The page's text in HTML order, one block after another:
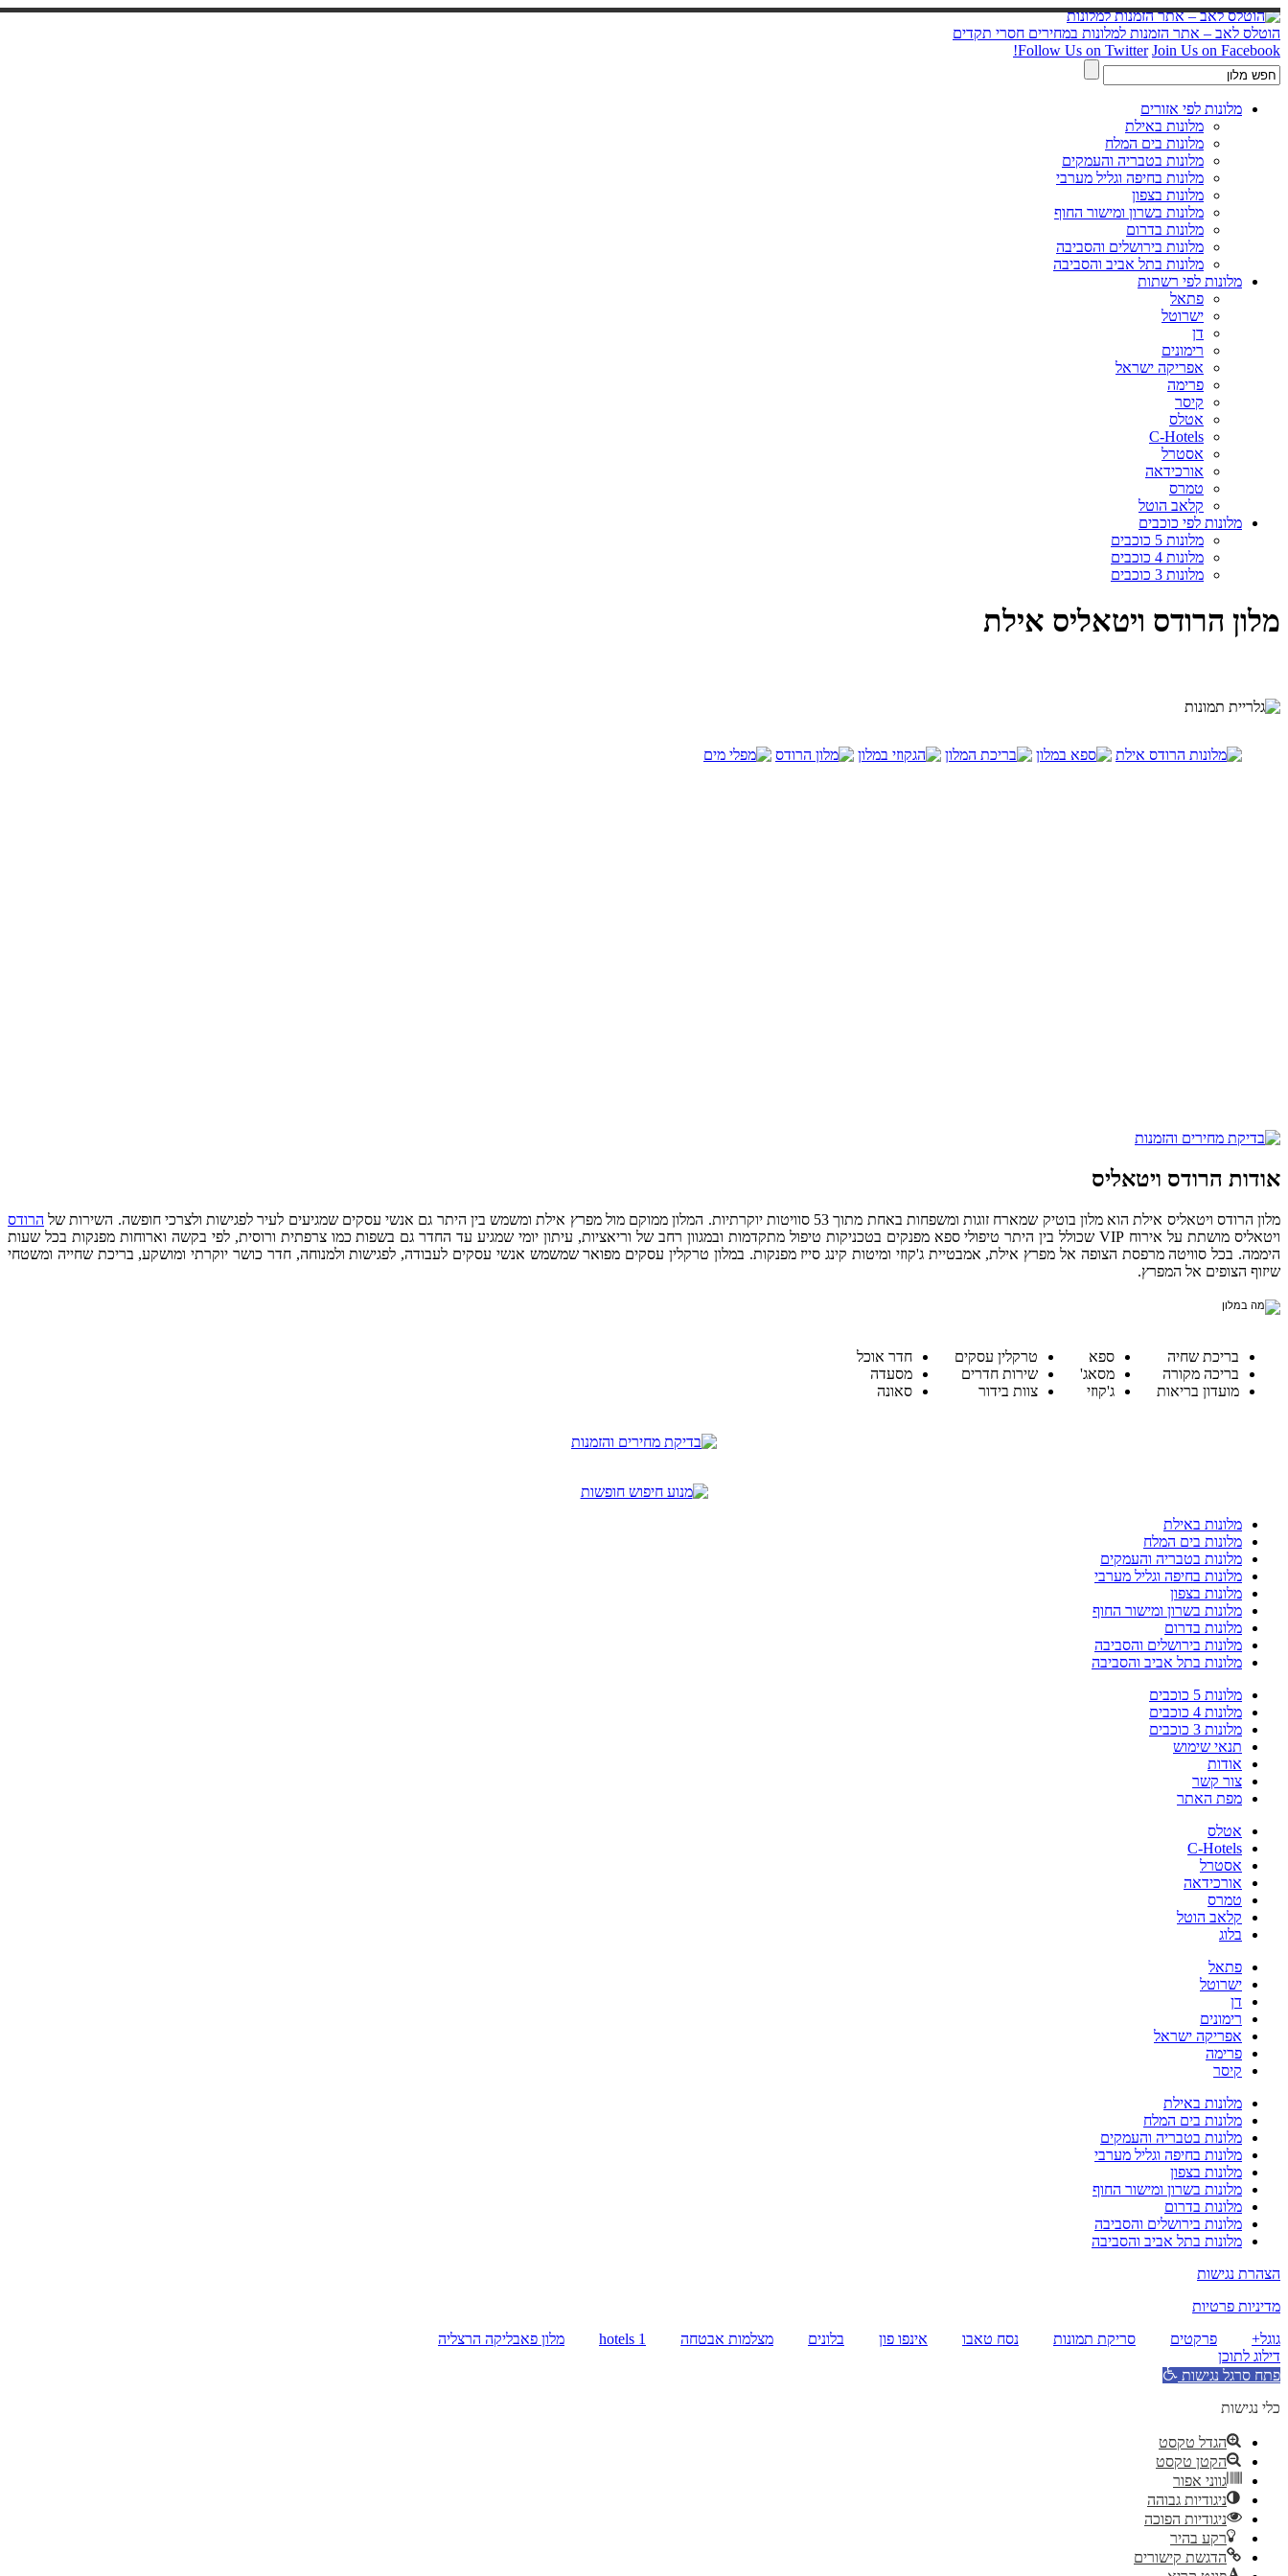
הוטלס לאב – אתר הזמנות למלונות במחירים חסרי תקדים
Follow Us on Twitter Join Us on Facebook!
מלונות לפי אזורים
מלונות באילת
מלונות בים המלח
מלונות בטבריה והעמקים
מלונות בחיפה וגליל מערבי
מלונות בצפון
מלונות בשרון ומישור החוף
מלונות בדרום
מלונות בירושלים והסביבה
מלונות בתל אביב והסביבה
מלונות לפי רשתות
פתאל
ישרוטל
דן
רימונים
אפריקה ישראל
פרימה
קיסר
אטלס
C-Hotels
אסטרל
אורכידאה
טמרס
קלאב הוטל
מלונות לפי כוכבים
מלונות 5 כוכבים
מלונות 4 כוכבים
מלונות 3 כוכבים
מלון הרודס ויטאליס אילת
אודות הרודס ויטאליס
מלון הרודס ויטאליס אילת הוא מלון בוטיק שמארח זוגות ומשפחות באחת מתוך 53 סוויטות יוקרתיות. המלון ממוקם מול מפרץ אילת ומשמש בין היתר גם אנשי עסקים שמגיעים לעיר לפגישות ולצרכי חופשה. השירות של
הרודס
ויטאליס מושתת על אירוח VIP שכולל בין היתר טיפולי ספא מפנקים בטכניקות טיפול מתקדמות ובמגוון רחב של וריאציות, עיתון יומי שמגיע עד החדר גם בשפות כמו צרפתית ורוסית, לפי בקשה וארוחות מפנקות בכל שעות
היממה. בכל סוויטה מרפסת הצופה אל מפרץ אילת, אמבטיית ג'קוזי ומיטות קינג סייז מפנקות. במלון טרקלין עסקים מפואר שמשמש אנשי עסקים לעבודה, לפגישות ולמנוחה, חדר כושר יוקרתי ומושקע, בריכת שחייה ומשטחי
שיזוף הצופים אל המפרץ.
בריכת שחיה
בריכה מקורה
מועדון בריאות
ספא
מסאג'
ג'קוזי
טרקלין עסקים
שירות חדרים
צוות בידור
חדר אוכל
מסעדה
סאונה
מלונות באילת
מלונות בים המלח
מלונות בטבריה והעמקים
מלונות בחיפה וגליל מערבי
מלונות בצפון
מלונות בשרון ומישור החוף
מלונות בדרום
מלונות בירושלים והסביבה
מלונות בתל אביב והסביבה
מלונות 5 כוכבים
מלונות 4 כוכבים
מלונות 3 כוכבים
תנאי שימוש
אודות
צור קשר
מפת האתר
אטלס
C-Hotels
אסטרל
אורכידאה
טמרס
קלאב הוטל
בלוג
פתאל
ישרוטל
דן
רימונים
אפריקה ישראל
פרימה
קיסר
מלונות באילת
מלונות בים המלח
מלונות בטבריה והעמקים
מלונות בחיפה וגליל מערבי
מלונות בצפון
מלונות בשרון ומישור החוף
מלונות בדרום
מלונות בירושלים והסביבה
מלונות בתל אביב והסביבה
הצהרת נגישות
מדיניות פרטיות
גוגל+
פרקטים סריקת תמונות נסח טאבו אינפו פון בלונים מצלמות אבטחה hotels 1
מלון פאבליקה הרצליה
דילוג לתוכן
פתח סרגל נגישות
כלי נגישות
הגדל טקסט
הקטן טקסט
גווני אפור
ניגודיות גבוהה
ניגודיות הפוכה
רקע בהיר
הדגשת קישורים